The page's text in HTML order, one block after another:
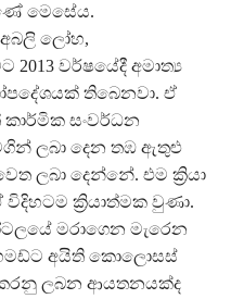
මෙසේය.
ලෝහ,
වර්ෂයේදී අමාත්‍ය
තිබෙනවා. ඒ
කාර්මික සංවර්ධන
ලබා දෙන තඹ ඇතුළු
ලබා දෙන්නේ. එම ක්‍රියා
විදිහටම ක්‍රියාත්මක වුණා.
මරාගෙන මැරෙන
අයිති කොලොසස්
ලබන ආයතනයක්ද